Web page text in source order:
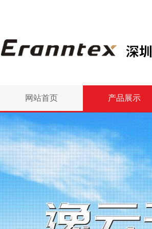
网站首页 产品展示